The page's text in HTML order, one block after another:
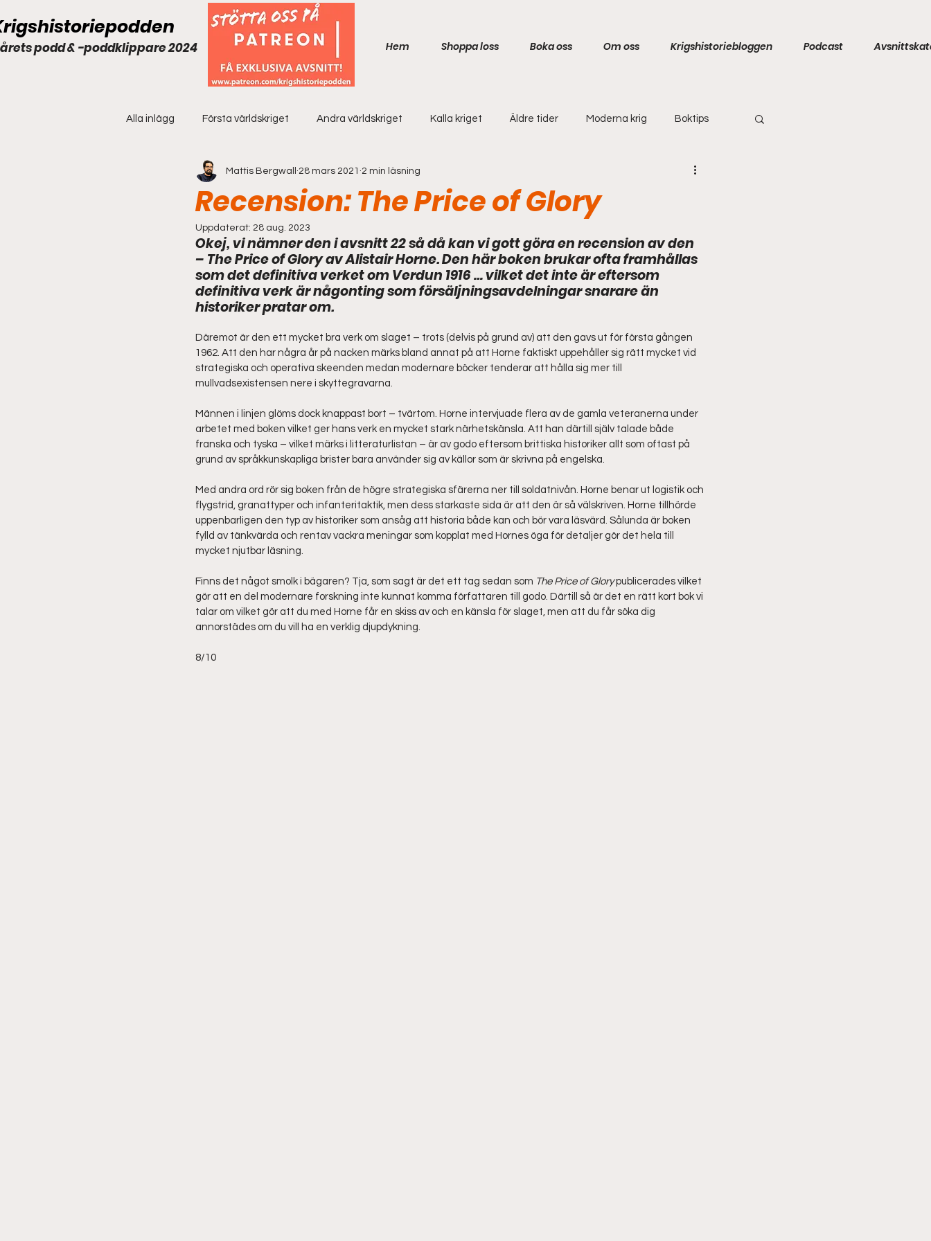
podd & -poddklippare 2024 Hem Shoppa loss Boka oss Om oss Krigshistoriebloggen Podcast
Alla inlägg Första världskriget Andra världskriget Kalla kriget Äldre tider Moderna krig Boktips
Extramaterial
Recension: The Price of Glory
Mattis Bergwall 28 mars 2021 2 min läsning
Uppdaterat: 28 aug. 2023
Okej, vi nämner den i avsnitt 22 så då kan vi gott göra en recension av den
– The Price of Glory av Alistair Horne. Den här boken brukar ofta framhållas
som det definitiva verket om Verdun 1916 … vilket det inte är eftersom
definitiva verk är någonting som försäljningsavdelningar snarare än
historiker pratar om.
Däremot är den ett mycket bra verk om slaget – trots (delvis på grund av) att den gavs ut för första gången
1962. Att den har några år på nacken märks bland annat på att Horne faktiskt uppehåller sig rätt mycket vid
strategiska och operativa skeenden medan modernare böcker tenderar att hålla sig mer till
mullvadsexistensen nere i skyttegravarna.
Männen i linjen glöms dock knappast bort – tvärtom. Horne intervjuade flera av de gamla veteranerna under
arbetet med boken vilket ger hans verk en mycket stark närhetskänsla. Att han därtill själv talade både
franska och tyska – vilket märks i litteraturlistan – är av godo eftersom brittiska historiker allt som oftast på
grund av språkkunskapliga brister bara använder sig av källor som är skrivna på engelska.
Med andra ord rör sig boken från de högre strategiska sfärerna ner till soldatnivån. Horne benar ut logistik och
flygstrid, granattyper och infanteritaktik, men dess starkaste sida är att den är så välskriven. Horne tillhörde
uppenbarligen den typ av historiker som ansåg att historia både kan och bör vara läsvärd. Sålunda är boken
fylld av tänkvärda och rentav vackra meningar som kopplat med Hornes öga för detaljer gör det hela till
mycket njutbar läsning.
Finns det något smolk i bägaren? Tja, som sagt är det ett tag sedan som The Price of Glory publicerades vilket
gör att en del modernare forskning inte kunnat komma författaren till godo. Därtill så är det en rätt kort bok vi
talar om vilket gör att du med Horne får en skiss av och en känsla för slaget, men att du får söka dig
annorstädes om du vill ha en verklig djupdykning.
‪8/10